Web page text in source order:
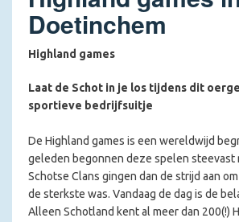
Doetinchem
Highland games
Laat de Schot in je los tijdens dit
sportieve bedrijfsuitje
De Highland games is een wereldwijd
geleden begonnen deze spelen steevast
Schotse Clans gingen dan de strijd aan
de sterkste was. Vandaag de dag is de
Alleen Schotland kent al meer dan 200(!)